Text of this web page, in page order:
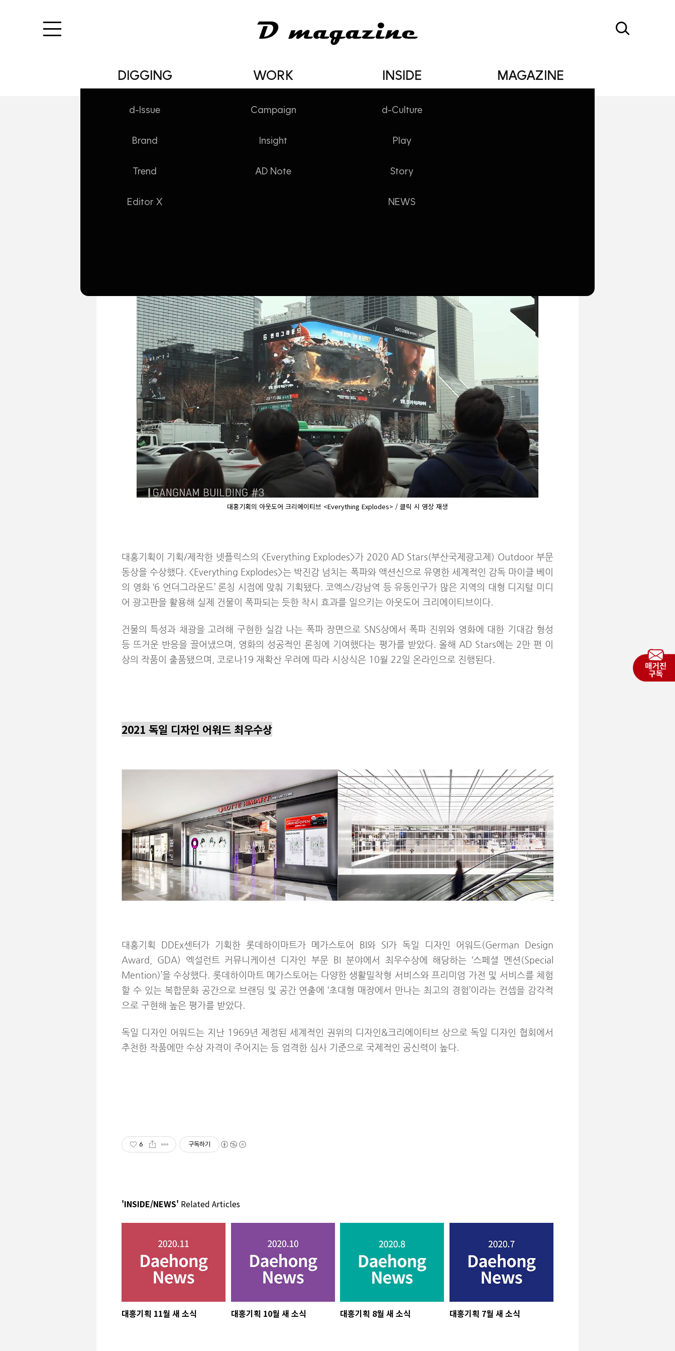
DIGGING
d-Issue
Brand
Trend
Editor X
WORK
Campaign
Insight
AD Note
INSIDE
d-Culture
Play
Story
NEWS
MAGAZINE
INSIDE/NEWS
대홍기획 9월 새 소식
대홍기획의 아웃도어 크리에이티브 <Everything Explodes> / 클릭 시 영상 재생
대홍기획이 기획/제작한 넷플릭스의 <Everything Explodes>가 2020 AD Stars(부산국제광고제) Outdoor 부문
동상을 수상했다. <Everything Explodes>는 박진감 넘치는 폭파와 액션신으로 유명한 세계적인 감독 마이클 베이
의 영화 ‘6 언더그라운드’ 론칭 시점에 맞춰 기획됐다. 코엑스/강남역 등 유동인구가 많은 지역의 대형 디지털 미디
어 광고판을 활용해 실제 건물이 폭파되는 듯한 착시 효과를 일으키는 아웃도어 크리에이티브이다.
건물의 특성과 채광을 고려해 구현한 실감 나는 폭파 장면으로 SNS상에서 폭파 진위와 영화에 대한 기대감 형성
등 뜨거운 반응을 끌어냈으며, 영화의 성공적인 론칭에 기여했다는 평가를 받았다. 올해 AD Stars에는 2만 편 이
상의 작품이 출품됐으며, 코로나19 재확산 우려에 따라 시상식은 10월 22일 온라인으로 진행된다.
2021 독일 디자인 어워드 최우수상
대홍기획 DDEx센터가 기획한 롯데하이마트가 메가스토어 BI와 SI가 독일 디자인 어워드(German Design
Award, GDA) 엑설런트 커뮤니케이션 디자인 부문 BI 분야에서 최우수상에 해당하는 ‘스페셜 멘션(Special
Mention)’을 수상했다. 롯데하이마트 메가스토어는 다양한 생활밀착형 서비스와 프리미엄 가전 및 서비스를 체험
할 수 있는 복합문화 공간으로 브랜딩 및 공간 연출에 ‘초대형 매장에서 만나는 최고의 경험’이라는 컨셉을 감각적
으로 구현해 높은 평가를 받았다.
독일 디자인 어워드는 지난 1969년 제정된 세계적인 권위의 디자인&크리에이티브 상으로 독일 디자인 협회에서
추천한 작품에만 수상 자격이 주어지는 등 엄격한 심사 기준으로 국제적인 공신력이 높다.
6 구독하기
'INSIDE/NEWS' Related Articles
대홍기획 11월 새 소식 대홍기획 10월 새 소식 대홍기획 8월 새 소식 대홍기획 7월 새 소식